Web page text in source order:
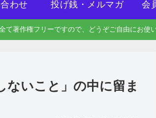
わせ 投げ銭・メルマガ 会
て著作権フリーですので、どうぞご自由にお使い
ないこと」の中に留ま